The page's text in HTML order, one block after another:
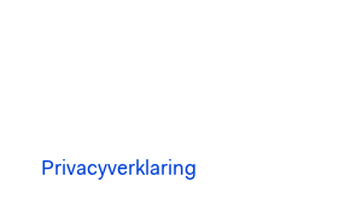
Privacyverklaring